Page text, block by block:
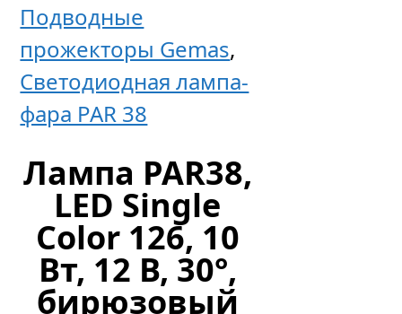
Подводные
прожекторы Gemas,
Светодиодная лампа-
фара PAR 38
Лампа PAR38,
LED Single
Color 126, 10
Вт, 12 В, 30°,
бирюзовый